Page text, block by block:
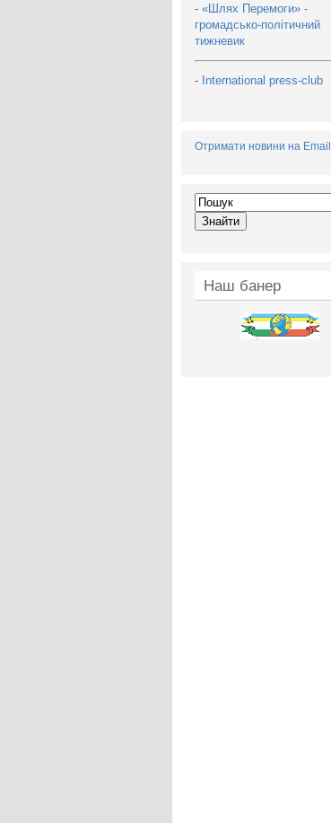
- «Шлях Перемоги» -
громадсько-політичний
тижневик
- International press-club
Отримати новини на Email
Наш банер